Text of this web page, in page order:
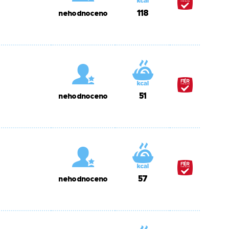
nehodnoceno 118
nehodnoceno 51
nehodnoceno 57